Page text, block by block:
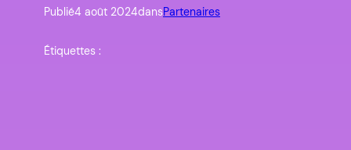
Publié4 août 2024dansPartenaires
Étiquettes :